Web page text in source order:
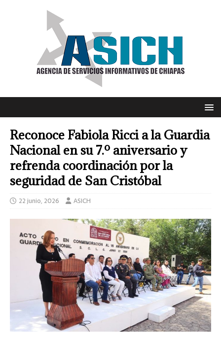
Reconoce Fabiola Ricci a la Guardia
Nacional en su 7.º aniversario y
refrenda coordinación por la
seguridad de San Cristóbal
22 junio, 2026 ASICH